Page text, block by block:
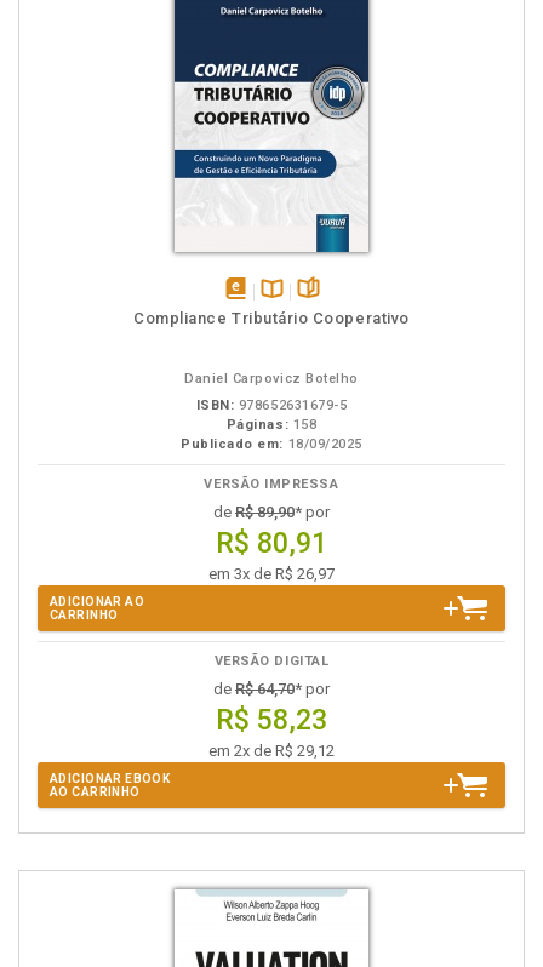
disponívelDisponível
páginas
Compliance Tributário Cooperativo
Daniel Carpovicz Botelho
ISBN: 978652631679-5
Páginas: 158
Publicado em: 18/09/2025
VERSÃO IMPRESSA
de R$ 89,90* por
R$ 80,91
em 3x de R$ 26,97
ADICIONAR AO
CARRINHO
VERSÃO DIGITAL
de R$ 64,70* por
R$ 58,23
em 2x de R$ 29,12
ADICIONAR EBOOK
AO CARRINHO